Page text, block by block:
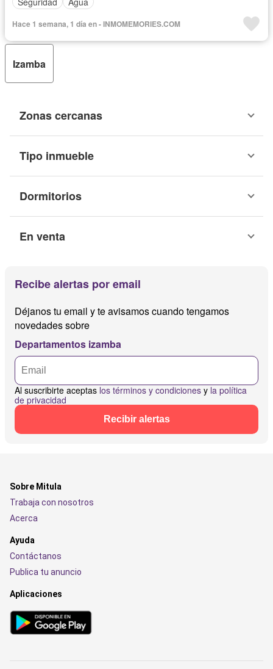
Hace 1 semana, 1 día en - INMOMEMORIES.COM
Izamba
Zonas cercanas
Tipo inmueble
Dormitorios
En venta
Recibe alertas por email
Déjanos tu email y te avisamos cuando tengamos
novedades sobre
Departamentos izamba
Al suscribirte aceptas los términos y condiciones y la política
de privacidad
Recibir alertas
Sobre Mitula
Trabaja con nosotros
Acerca
Ayuda
Contáctanos
Publica tu anuncio
Aplicaciones